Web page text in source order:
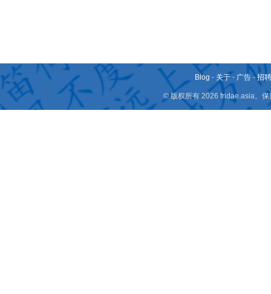
Blog - 关于 - 广告 -招
© 版权所有 2026 fridae.asia。